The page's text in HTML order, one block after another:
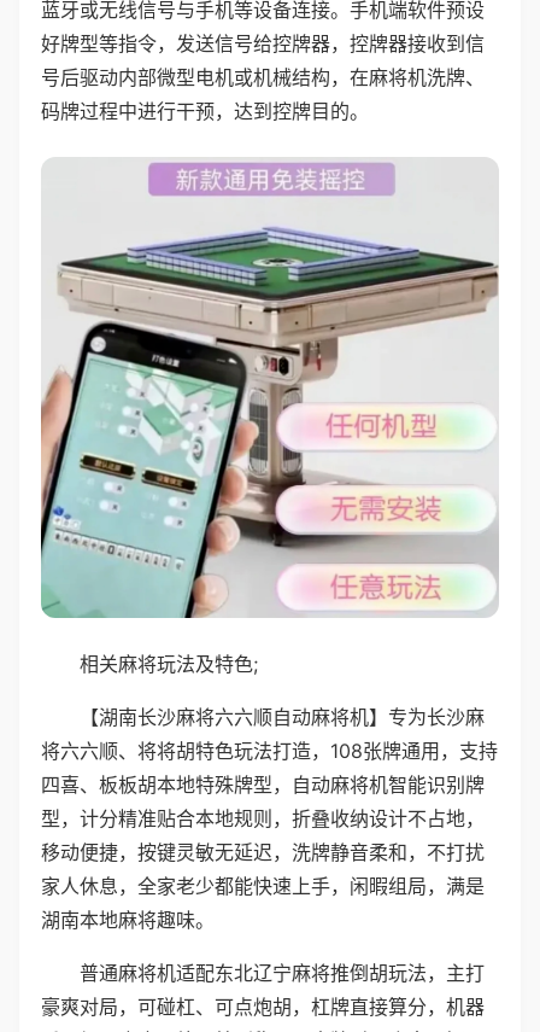
蓝牙或无线信号与手机等设备连接。手机端软件预设
好牌型等指令，发送信号给控牌器，控牌器接收到信
号后驱动内部微型电机或机械结构，在麻将机洗牌、
码牌过程中进行干预，达到控牌目的。
相关麻将玩法及特色;
【湖南长沙麻将六六顺自动麻将机】专为长沙麻
将六六顺、将将胡特色玩法打造，108张牌通用，支持
四喜、板板胡本地特殊牌型，自动麻将机智能识别牌
型，计分精准贴合本地规则，折叠收纳设计不占地，
移动便捷，按键灵敏无延迟，洗牌静音柔和，不打扰
家人休息，全家老少都能快速上手，闲暇组局，满是
湖南本地麻将趣味。
普通麻将机适配东北辽宁麻将推倒胡玩法，主打
豪爽对局，可碰杠、可点炮胡，杠牌直接算分，机器